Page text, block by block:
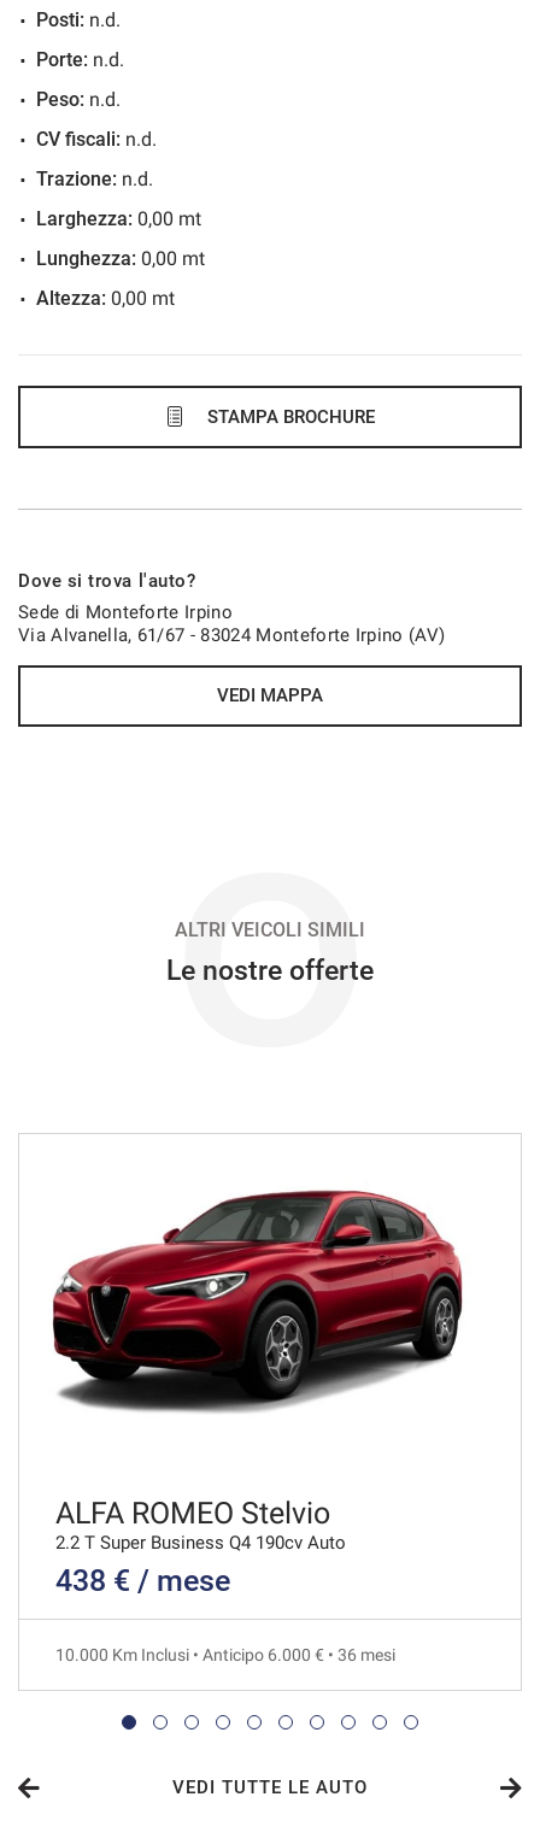
36 Mesi
760€/mese
48 Mesi
772€/mese
48 Mesi
790€/mese
838€/mese
48 Mesi
VEDI
850€/mese
VEDI
858€/mese
36 Mesi
Posti: n.d.
Porte: n.d.
Peso: n.d.
CV fiscali: n.d.
Trazione: n.d.
Larghezza: 0,00 mt
Lunghezza: 0,00 mt
Altezza: 0,00 mt
STAMPA BROCHURE
Dove si trova l'auto?
Sede di Monteforte Irpino
Via Alvanella, 61/67 - 83024 Monteforte Irpino (AV)
VEDI MAPPA
O
ALTRI VEICOLI SIMILI
Le nostre offerte
ALFA ROMEO Stelvio
2.2 T Super Business Q4 190cv Auto
438 € / mese
10.000 Km Inclusi • Anticipo 6.000 € • 36 mesi
VEDI TUTTE LE AUTO